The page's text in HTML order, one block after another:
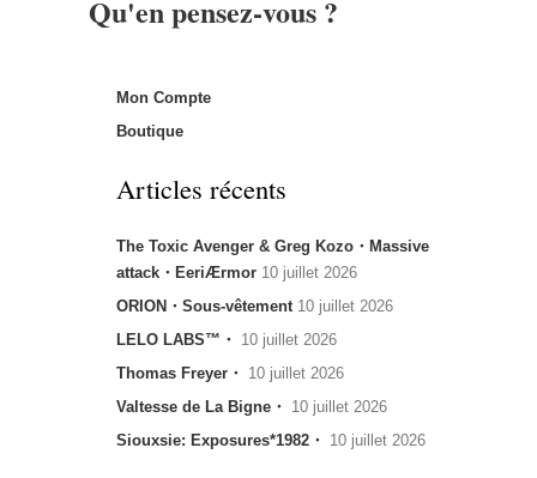
Qu'en pensez-vous ?
Mon Compte
Boutique
Articles récents
The Toxic Avenger & Greg Kozo・Massive
attack・EeriÆrmor 10 juillet 2026
ORION・Sous-vêtement 10 juillet 2026
LELO LABS™・ 10 juillet 2026
Thomas Freyer・ 10 juillet 2026
Valtesse de La Bigne・ 10 juillet 2026
Siouxsie: Exposures*1982・ 10 juillet 2026